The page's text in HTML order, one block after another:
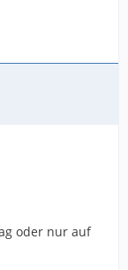
oder nur auf